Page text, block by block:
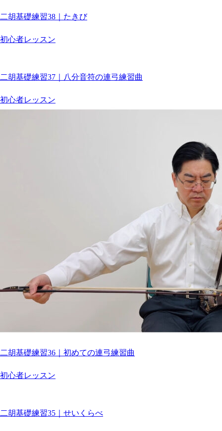
二胡基礎練習38｜たきび
初心者レッスン
二胡基礎練習37｜八分音符の連弓練習曲
初心者レッスン
二胡基礎練習36｜初めての連弓練習曲
初心者レッスン
二胡基礎練習35｜せいくらべ